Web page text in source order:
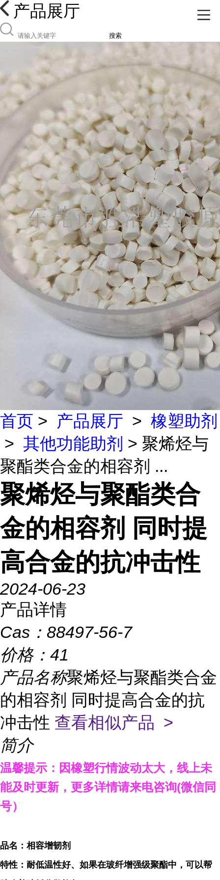
产品展厅
搜索
首页 > 产品展厅 > 橡塑助剂
> 其他功能助剂 > 聚烯烃与
聚酯类合金的相容剂 ...
聚烯烃与聚酯类合
金的相容剂 同时提
高合金的抗冲击性
2024-06-23
产品详情
Cas： 88497-56-7
价格： 41
产品名称聚烯烃与聚酯类合金
的相容剂 同时提高合金的抗
冲击性 查看相似产品 >
简介
温馨提示：因橡塑行情波动太大，线上未
能及时更新， 更多详情请来电咨询(微信同
号）
品名：相容增韧剂
特性：耐低温性好、如果在玻纤增强级聚酯中，可以帮